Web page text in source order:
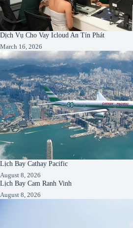
Dịch Vụ Cho Vay Icloud An Tín Phát
March 16, 2026
Lịch Bay Cathay Pacific
August 8, 2026
Lịch Bay Cam Ranh Vinh
August 8, 2026